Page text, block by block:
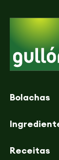
Bolachas
Receitas